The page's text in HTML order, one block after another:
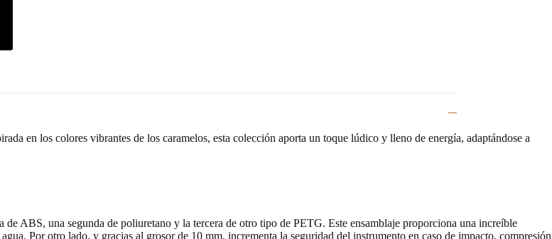
en los colores vibrantes de los caramelos, esta colección aporta un toque lúdico y lleno de energía, adaptándose a
ABS, una segunda de poliuretano y la tercera de otro tipo de PETG. Este ensamblaje proporciona una increíble
Por otro lado, y gracias al grosor de 10 mm, incrementa la seguridad del instrumento en caso de impacto, compresión